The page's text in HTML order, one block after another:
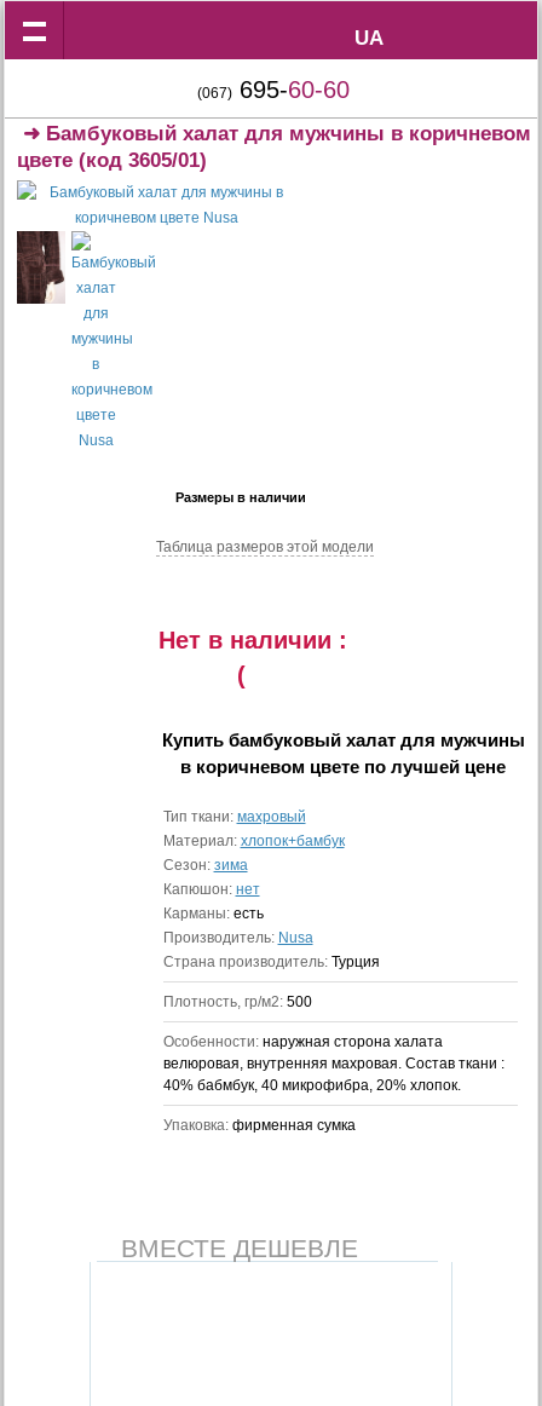
UA
UA
(067) 695-60-60
➜ Бамбуковый халат для мужчины в коричневом
цвете (код 3605/01)
Размеры в наличии
Таблица размеров этой модели
Нет в наличии :
(
Купить бамбуковый халат для мужчины
в коричневом цвете по лучшей цене
Тип ткани: махровый
Материал: хлопок+бамбук
Сезон: зима
Капюшон: нет
Карманы: есть
Производитель: Nusa
Страна производитель: Турция
Плотность, гр/м2: 500
Особенности: наружная сторона халата
велюровая, внутренняя махровая. Состав ткани :
40% бабмбук, 40 микрофибра, 20% хлопок.
Упаковка: фирменная сумка
ВМЕСТЕ ДЕШЕВЛЕ